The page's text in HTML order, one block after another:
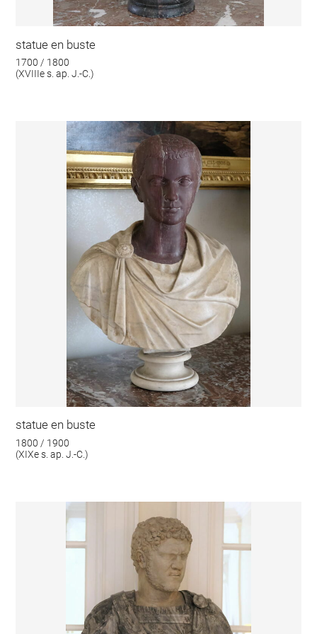
statue en buste
1700 / 1800
(XVIIIe s. ap. J.-C.)
statue en buste
1800 / 1900
(XIXe s. ap. J.-C.)